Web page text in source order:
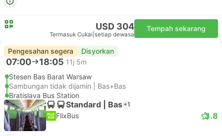
USD 304
Termasuk Cukai setiap dewasa
Tempah sekarang
Pengesahan segera Disyorkan
07:00 18:05 11j 5m
Stesen Bas Barat Warsaw
Sambungan tidak dijamin | Bas+Bas
Bratislava Bus Station
Standard | Bas +1
FlixBus 3.8